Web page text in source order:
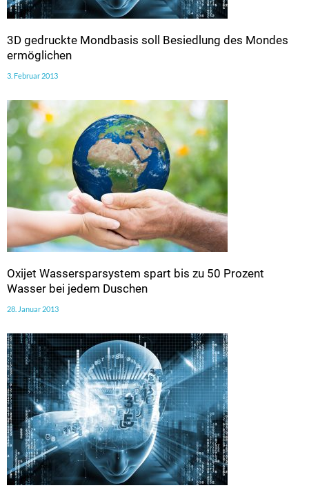
3D gedruckte Mondbasis soll Besiedlung des Mondes
ermöglichen
3. Februar 2013
Oxijet Wassersparsystem spart bis zu 50 Prozent
Wasser bei jedem Duschen
28. Januar 2013